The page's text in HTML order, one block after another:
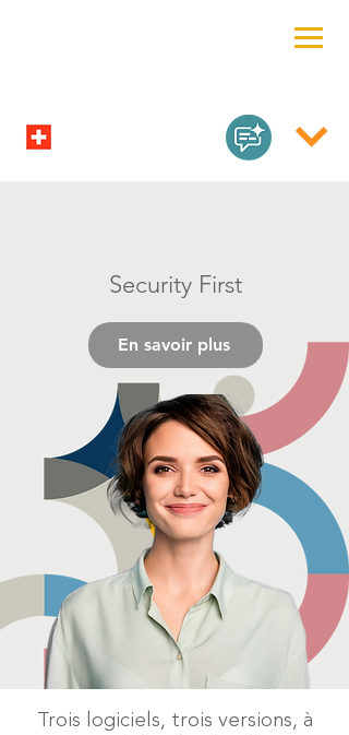
En savoir plus
Security First
Trois logiciels, trois versions, à